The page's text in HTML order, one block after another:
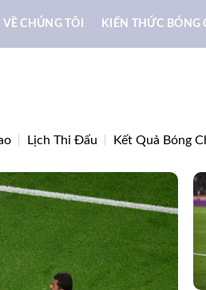
VỀ CHÚNG TÔI KIẾN THỨC BÓNG
Lịch Thi Đấu Kết Quả Bóng